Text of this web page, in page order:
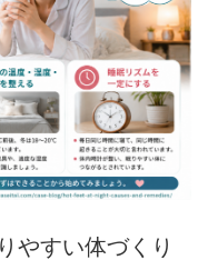
やすい体づくり